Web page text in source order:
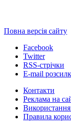
Повна версія сайту
Facebook
Twitter
RSS-стрічки
E-mail
Контакти
Реклама на
Використання
Правила